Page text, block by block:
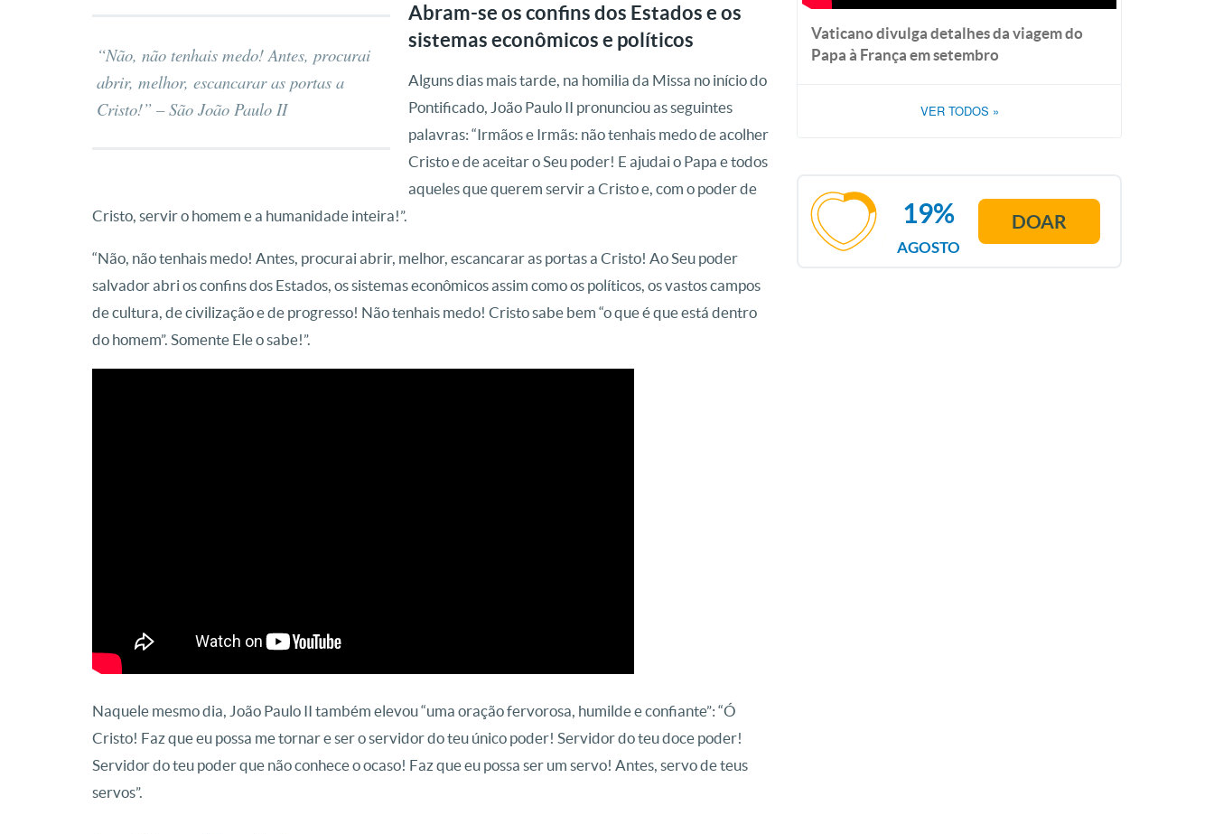
“Não, não tenhais medo! Antes, procurai
abrir, melhor, escancarar as portas a
Cristo!” – São João Paulo II
Abram-se os confins dos Estados e os
sistemas econômicos e políticos
Alguns dias mais tarde, na homilia da Missa no início do
Pontificado, João Paulo II pronunciou as seguintes
palavras: “Irmãos e Irmãs: não tenhais medo de acolher
Cristo e de aceitar o Seu poder! E ajudai o Papa e todos
aqueles que querem servir a Cristo e, com o poder de
Cristo, servir o homem e a humanidade inteira!”.
“Não, não tenhais medo! Antes, procurai abrir, melhor, escancarar as portas a Cristo! Ao Seu poder
salvador abri os confins dos Estados, os sistemas econômicos assim como os políticos, os vastos campos
de cultura, de civilização e de progresso! Não tenhais medo! Cristo sabe bem “o que é que está dentro
do homem”. Somente Ele o sabe!”.
Naquele mesmo dia, João Paulo II também elevou “uma oração fervorosa, humilde e confiante”: “Ó
Cristo! Faz que eu possa me tornar e ser o servidor do teu único poder! Servidor do teu doce poder!
Servidor do teu poder que não conhece o ocaso! Faz que eu possa ser um servo! Antes, servo de teus
servos”.
Vaticano divulga detalhes da viagem do
Papa à França em setembro
VER TODOS »
AGOSTO
19% DOAR